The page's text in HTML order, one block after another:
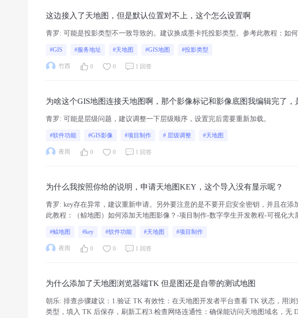
这边接入了天地图，但是默认位置对不上，这个怎么设置啊
青罗: 可能是投影类型不一致导致的。建议换成墨卡托投影类型。参考此教程：如
#GIS #服务地址 #天地图 #GIS地图 #投影类型
竹西 0 0 1 回答
为啥这个GIS地图连接天地图啊，那个影像标记和影像底图我编辑完了
青罗: 可能是层级问题，建议调整一下层级顺序，设置完后需要重新加载。
#软件功能 #GIS影像 #项目制作 # 层级调整 #天地图
夜雨 0 0 1 回答
为什么我按照你给的说明，申请天地图KEY，这个导入没有显示呢？
青罗: key存在异常，建议重新申请。另外要注意的是不要开启安全密钥，并且在
此教程：（鲸地图）如何添加天地图影像？-项目制作-数字孪生开发教程-可视化大
#鲸地图 #key #软件功能 #天地图 #项目制作
夜雨 0 0 1 回答
为什么添加了天地图浏览器端TK 但是图还是自带的测试地图
朝乐: 排查步骤建议：1.验证 TK 有效性：在天地图开发者平台查看 TK 状态，用
类型，填入 TK 后保存，刷新工程3.检查网络连通性：确保能访问天地图域名，无